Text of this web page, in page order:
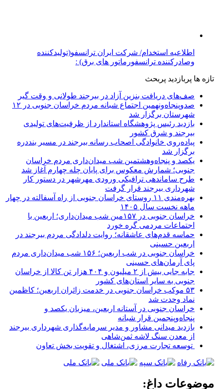
اطلاعیه استخدام/ شرکت ایران ترانسفو(تولیدکننده
وصادرکننده ترانسفورماتور های برق) :
تازه ها پربازدید پربحث
صف‌های دریافت بنزین آزاد در بیرجند طولانی و وقت گیر
صدوپنجاه‌ونهمین اجتماع شبانه مردم خراسان جنوبی در ۱۲
شهرستان برگزار شد
بازدید رئیس پژوهشگاه استاندارد از ظرفیت‌های تولیدی
بیرجند و شرق کشور
پیاده‌روی خانوادگی اصحاب رسانه بیرجند در مسیر بنددره
برگزار شد
یکصد و پنجاه‌وهشتمین شب میدان‌داری مردم خراسان
جنوبی؛ شمارش معکوس برای پایان چله چهارم آغاز شد
طرح ساماندهی ترافیکی ورودی مهرشهر در دستور کار
شهرداری بیرجند قرار گرفت
بهره‌مندی ۱۱ روستای خراسان جنوبی از راه آسفالته در چهار
ماهه نخست سال ۱۴۰۵
خراسان جنوبی در ۱۵۷مین شب میدان‌داری؛ اربعین با
اجتماعات مردمی گره خورد
حماسه قدم‌های عاشقانه؛ روایت دلدادگی مردم بیرجند در
اربعین حسینی
خراسان جنوبی در شب اربعین؛ ۱۵۶ شب میدان‌داری مردم
پای آرمان‌های حسینی
جابه جایی بیش از ۲ میلیون و ۴۰۴ هزار تن کالا از خراسان
جنوبی به سایر استان‌های کشور
۵۳ موکب خراسان جنوبی در خدمت زائران اربعین؛ کاظمین
نماد وحدت شد
خراسان جنوبی در آستانه اربعین، میزبان یکصد و
پنجاه‌وپنجمین قرار شبانه
بازدید میدانی مشاور و مدیر سرمایه‌گذاری شهرداری بیرجند
از معدن سنگ لاشه ثمن‌شاهی
توسعه تجارت مرزی، اشتغال و تقویت بخش تعاون
موضوعات داغ: